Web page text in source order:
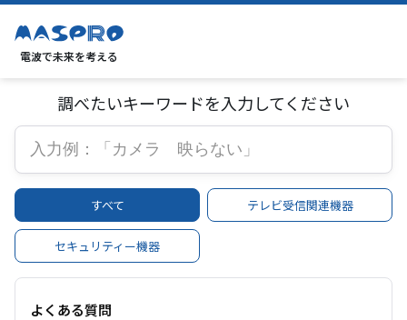
電波で未来を考える
調べたいキーワードを入力してください
すべて テレビ受信関連機器
セキュリティー機器
よくある質問